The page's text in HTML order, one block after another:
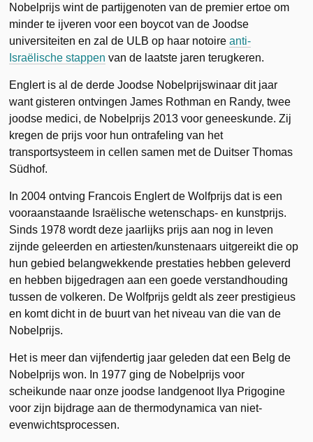
Nobelprijs wint de partijgenoten van de premier ertoe om
minder te ijveren voor een boycot van de Joodse
universiteiten en zal de ULB op haar notoireanti-
Israëlische stappen van de laatste jaren terugkeren.
Englert is al de derde Joodse Nobelprijswinaar dit jaar
want gisteren ontvingen James Rothman en Randy, twee
joodse medici, de Nobelprijs 2013 voor geneeskunde. Zij
kregen de prijs voor hun ontrafeling van het
transportsysteem in cellen samen met de Duitser Thomas
Südhof.
In 2004 ontving Francois Englert de Wolfprijs dat is een
vooraanstaande Israëlische wetenschaps- en kunstprijs.
Sinds 1978 wordt deze jaarlijks prijs aan nog in leven
zijnde geleerden en artiesten/kunstenaars uitgereikt die op
hun gebied belangwekkende prestaties hebben geleverd
en hebben bijgedragen aan een goede verstandhouding
tussen de volkeren. De Wolfprijs geldt als zeer prestigieus
en komt dicht in de buurt van het niveau van die van de
Nobelprijs.
Het is meer dan vijfendertig jaar geleden dat een Belg de
Nobelprijs won. In 1977 ging de Nobelprijs voor
scheikunde naar onze joodse landgenoot Ilya Prigogine
voor zijn bijdrage aan de thermodynamica van niet-
evenwichtsprocessen.